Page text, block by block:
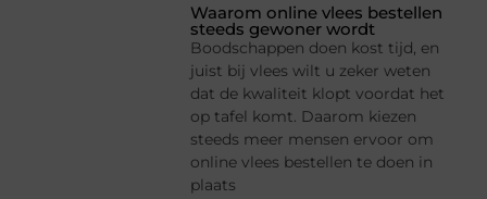
Waarom online vlees bestellen
steeds gewoner wordt
Boodschappen doen kost tijd, en
juist bij vlees wilt u zeker weten
dat de kwaliteit klopt voordat het
op tafel komt. Daarom kiezen
steeds meer mensen ervoor om
online vlees bestellen te doen in
plaats